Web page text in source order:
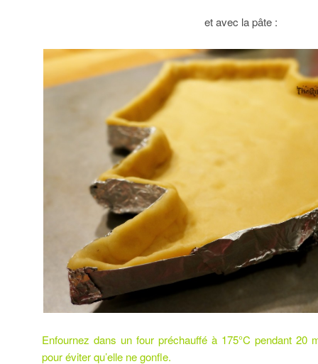
et avec la pâte :
Enfournez dans un four préchauffé à 175°C pendant 20
pour éviter qu’elle ne gonfle.